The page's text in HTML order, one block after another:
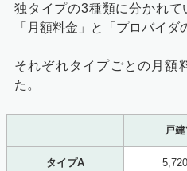
独タイプの3種類に分かれ
「月額料金」と「プロバイダ
それぞれタイプごとの月額
た。
戸
タイプA